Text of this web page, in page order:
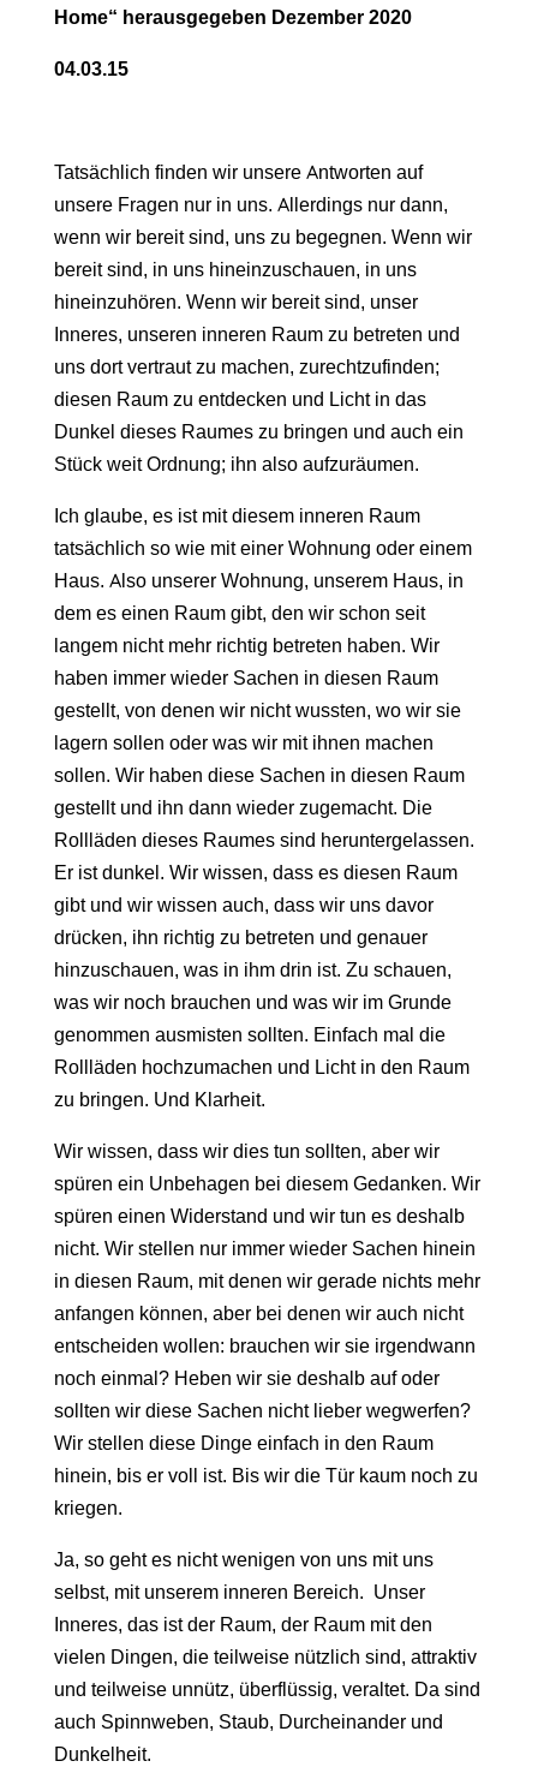
Home“ herausgegeben Dezember 2020
04.03.15
Tatsächlich finden wir unsere Antworten auf
unsere Fragen nur in uns. Allerdings nur dann,
wenn wir bereit sind, uns zu begegnen. Wenn wir
bereit sind, in uns hineinzuschauen, in uns
hineinzuhören. Wenn wir bereit sind, unser
Inneres, unseren inneren Raum zu betreten und
uns dort vertraut zu machen, zurechtzufinden;
diesen Raum zu entdecken und Licht in das
Dunkel dieses Raumes zu bringen und auch ein
Stück weit Ordnung; ihn also aufzuräumen.
Ich glaube, es ist mit diesem inneren Raum
tatsächlich so wie mit einer Wohnung oder einem
Haus. Also unserer Wohnung, unserem Haus, in
dem es einen Raum gibt, den wir schon seit
langem nicht mehr richtig betreten haben. Wir
haben immer wieder Sachen in diesen Raum
gestellt, von denen wir nicht wussten, wo wir sie
lagern sollen oder was wir mit ihnen machen
sollen. Wir haben diese Sachen in diesen Raum
gestellt und ihn dann wieder zugemacht. Die
Rollläden dieses Raumes sind heruntergelassen.
Er ist dunkel. Wir wissen, dass es diesen Raum
gibt und wir wissen auch, dass wir uns davor
drücken, ihn richtig zu betreten und genauer
hinzuschauen, was in ihm drin ist. Zu schauen,
was wir noch brauchen und was wir im Grunde
genommen ausmisten sollten. Einfach mal die
Rollläden hochzumachen und Licht in den Raum
zu bringen. Und Klarheit.
Wir wissen, dass wir dies tun sollten, aber wir
spüren ein Unbehagen bei diesem Gedanken. Wir
spüren einen Widerstand und wir tun es deshalb
nicht. Wir stellen nur immer wieder Sachen hinein
in diesen Raum, mit denen wir gerade nichts mehr
anfangen können, aber bei denen wir auch nicht
entscheiden wollen: brauchen wir sie irgendwann
noch einmal? Heben wir sie deshalb auf oder
sollten wir diese Sachen nicht lieber wegwerfen?
Wir stellen diese Dinge einfach in den Raum
hinein, bis er voll ist. Bis wir die Tür kaum noch zu
kriegen.
Ja, so geht es nicht wenigen von uns mit uns
selbst, mit unserem inneren Bereich. Unser
Inneres, das ist der Raum, der Raum mit den
vielen Dingen, die teilweise nützlich sind, attraktiv
und teilweise unnütz, überflüssig, veraltet. Da sind
auch Spinnweben, Staub, Durcheinander und
Dunkelheit.